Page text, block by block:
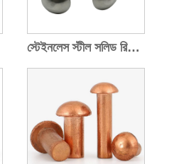
স্টেইনলেস স্টীল সলিড রিভেটস